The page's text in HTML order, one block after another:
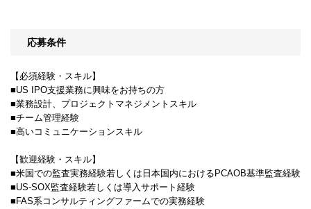
応募条件
【必須経験・スキル】
■US IPO支援業務に興味をお持ちの方
■業務設計、プロジェクトマネジメントスキル
■チーム管理経験
■高いコミュニケーションスキル
【歓迎経験・スキル】
■米国での監査実務経験若しくは日本国内におけるPCAOB基準監査経験
■US-SOX監査経験若しくは導入サポート経験
■FAS系コンサルティングファームでの実務経験